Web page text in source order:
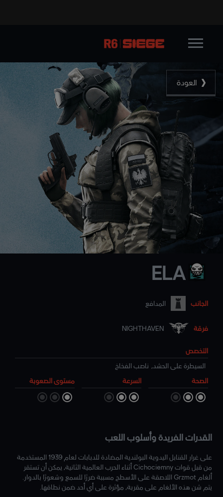
العودة
ELA
الجانب المدافع
فرقة NIGHTHAVEN
التخصص
السيطرة على الحشد, ناصب الفخاخ
الصحة
السرعة مستوى الصعوبة
القدرات الفريدة وأسلوب اللعب
على غرار القنابل اليدوية البولندية المضادة للدبابات لعام 1939 المستخدمة
من قبل قوات Cichociemny أثناء الحرب العالمية الثانية، يمكن أن تستقر
ألغام Grzmot اللاصقة على الأسطح مسببة ضررًا للسمع وشعورًا بالدوار.
يتم شن هذه الألغام على مقربة، مؤثرة على أي أحد ضمن نطاقها.